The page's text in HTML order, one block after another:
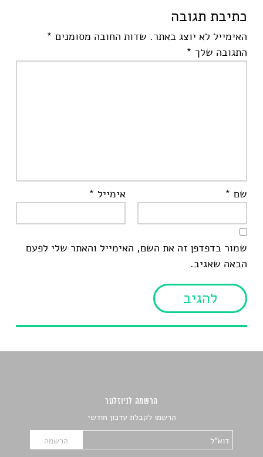
כתיבת תגובה
האימייל לא יוצג באתר. שדות החובה מסומנים *
התגובה שלך *
שם * אימייל *
שמור בדפדפן זה את השם, האימייל והאתר שלי לפעם
הבאה שאגיב.
הרשמה לניוזלטר
הרשמו לקבלת עדכון חודשי